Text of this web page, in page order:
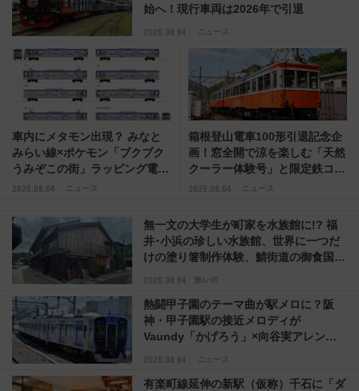
2026.08.04 ニュース
始へ！現行車両は2026年で引退
2026.08.04 ニュース
車内にメタモン出現？ みなと
みらい線×ポケモン「ブクブク
うみぞこの街」ラッピング電車
が運行開始に！ この夏は直通
2026.08.04 ニュース
箱根登山電車100形引退記念企
画！窓全開で涼を楽しむ「天然
クーラー体験号」と限定鉄コレ
発売
2026.08.04 旅レポ
無一文の大学生が町家を水族館に!? 福
井･小浜の珍しい水族館、世界に一つだ
けの塗り箸制作体験、鯖街道の御食国な
2026.08.04 ニュース
熱闘甲子園のテーマ曲が駅メロに？阪
神・甲子園駅の接近メロディが
Vaundy「かげろう」×向谷実アレンジ
有楽町線延伸の新駅（仮称）千石に「ダ